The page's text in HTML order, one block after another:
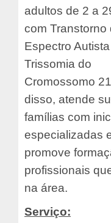
adultos de 2 a
com Transtorno
Espectro
Trissomia do
Cromossomo
disso, atende
famílias com
especializadas
promove
profissionais
na área.
Serviço: